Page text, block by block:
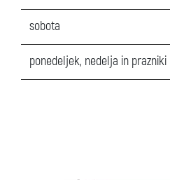
sobota
ponedeljek, nedelja in prazniki